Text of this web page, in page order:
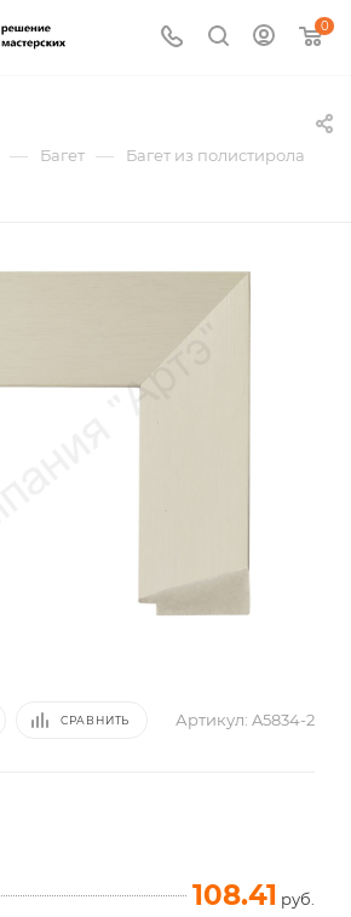
0
— Багет — Багет из полистирола
СРАВНИТЬ Артикул: A5834-2
108.41 руб.